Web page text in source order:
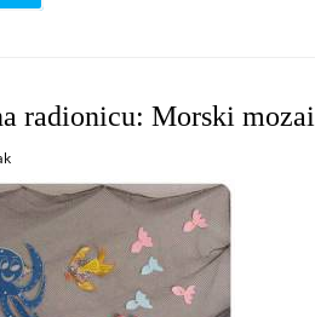
radionicu: Morski